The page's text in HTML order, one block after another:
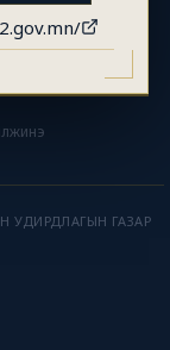
УДИРДЛАГЫН ГАЗАР